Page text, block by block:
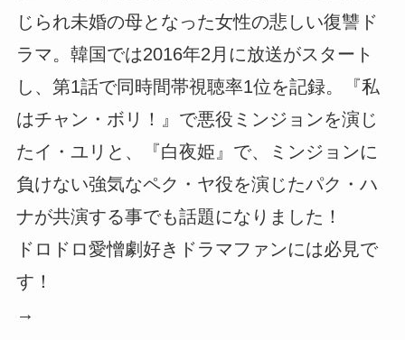
じられ未婚の母となった女性の悲しい復讐ド
ラマ。韓国では2016年2月に放送がスタート
し、第1話で同時間帯視聴率1位を記録。『私
はチャン・ボリ！』で悪役ミンジョンを演じ
たイ・ユリと、『白夜姫』で、ミンジョンに
負けない強気なペク・ヤ役を演じたパク・ハ
ナが共演する事でも話題になりました！
ドロドロ愛憎劇好きドラマファンには必見で
す！
→